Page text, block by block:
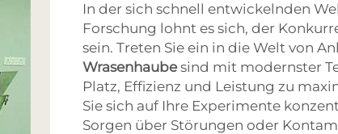
In der sich schnell entwickelnden
Forschung lohnt es sich, der
sein. Treten Sie ein in die Welt von
Wrasenhaubesind mit modernster
Platz, Effizienz und Leistung zu
Sie sich auf Ihre Experimente
Sorgen über Störungen oder